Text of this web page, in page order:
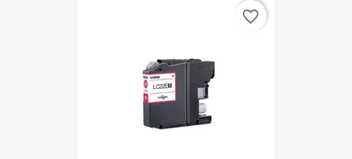
favorite_border